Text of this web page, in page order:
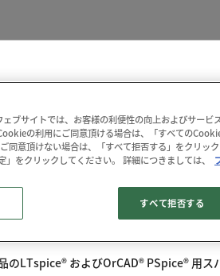
条件
のLTspice® およびOrCAD® PSpice® 用
ブサイトでは、お客様の利便性の向上およびサー
の利用にご同意頂ける場合は、「すべての
同意頂けない場合は、「すべて拒否する」をクリッ
をクリックしてください。 詳細につきましては、
すべて拒否する